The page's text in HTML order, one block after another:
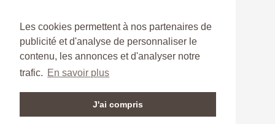
Les cookies permettent à nos partenaires de
publicité et d'analyse de personnaliser le
contenu, les annonces et d'analyser notre
trafic. En savoir plus
J'ai compris